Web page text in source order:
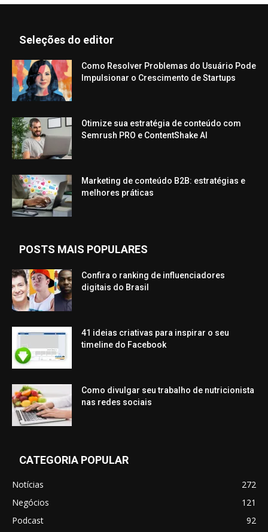
Seleções do editor
Como Resolver Problemas do Usuário Pode
Impulsionar o Crescimento de Startups
Otimize sua estratégia de conteúdo com
Semrush PRO e ContentShake AI
Marketing de conteúdo B2B: estratégias e
melhores práticas
POSTS MAIS POPULARES
Confira o ranking de influenciadores
digitais do Brasil
41 ideias criativas para inspirar o seu
timeline do Facebook
Como divulgar seu trabalho de nutricionista
nas redes sociais
CATEGORIA POPULAR
Notícias
272
Negócios
121
Podcast
92